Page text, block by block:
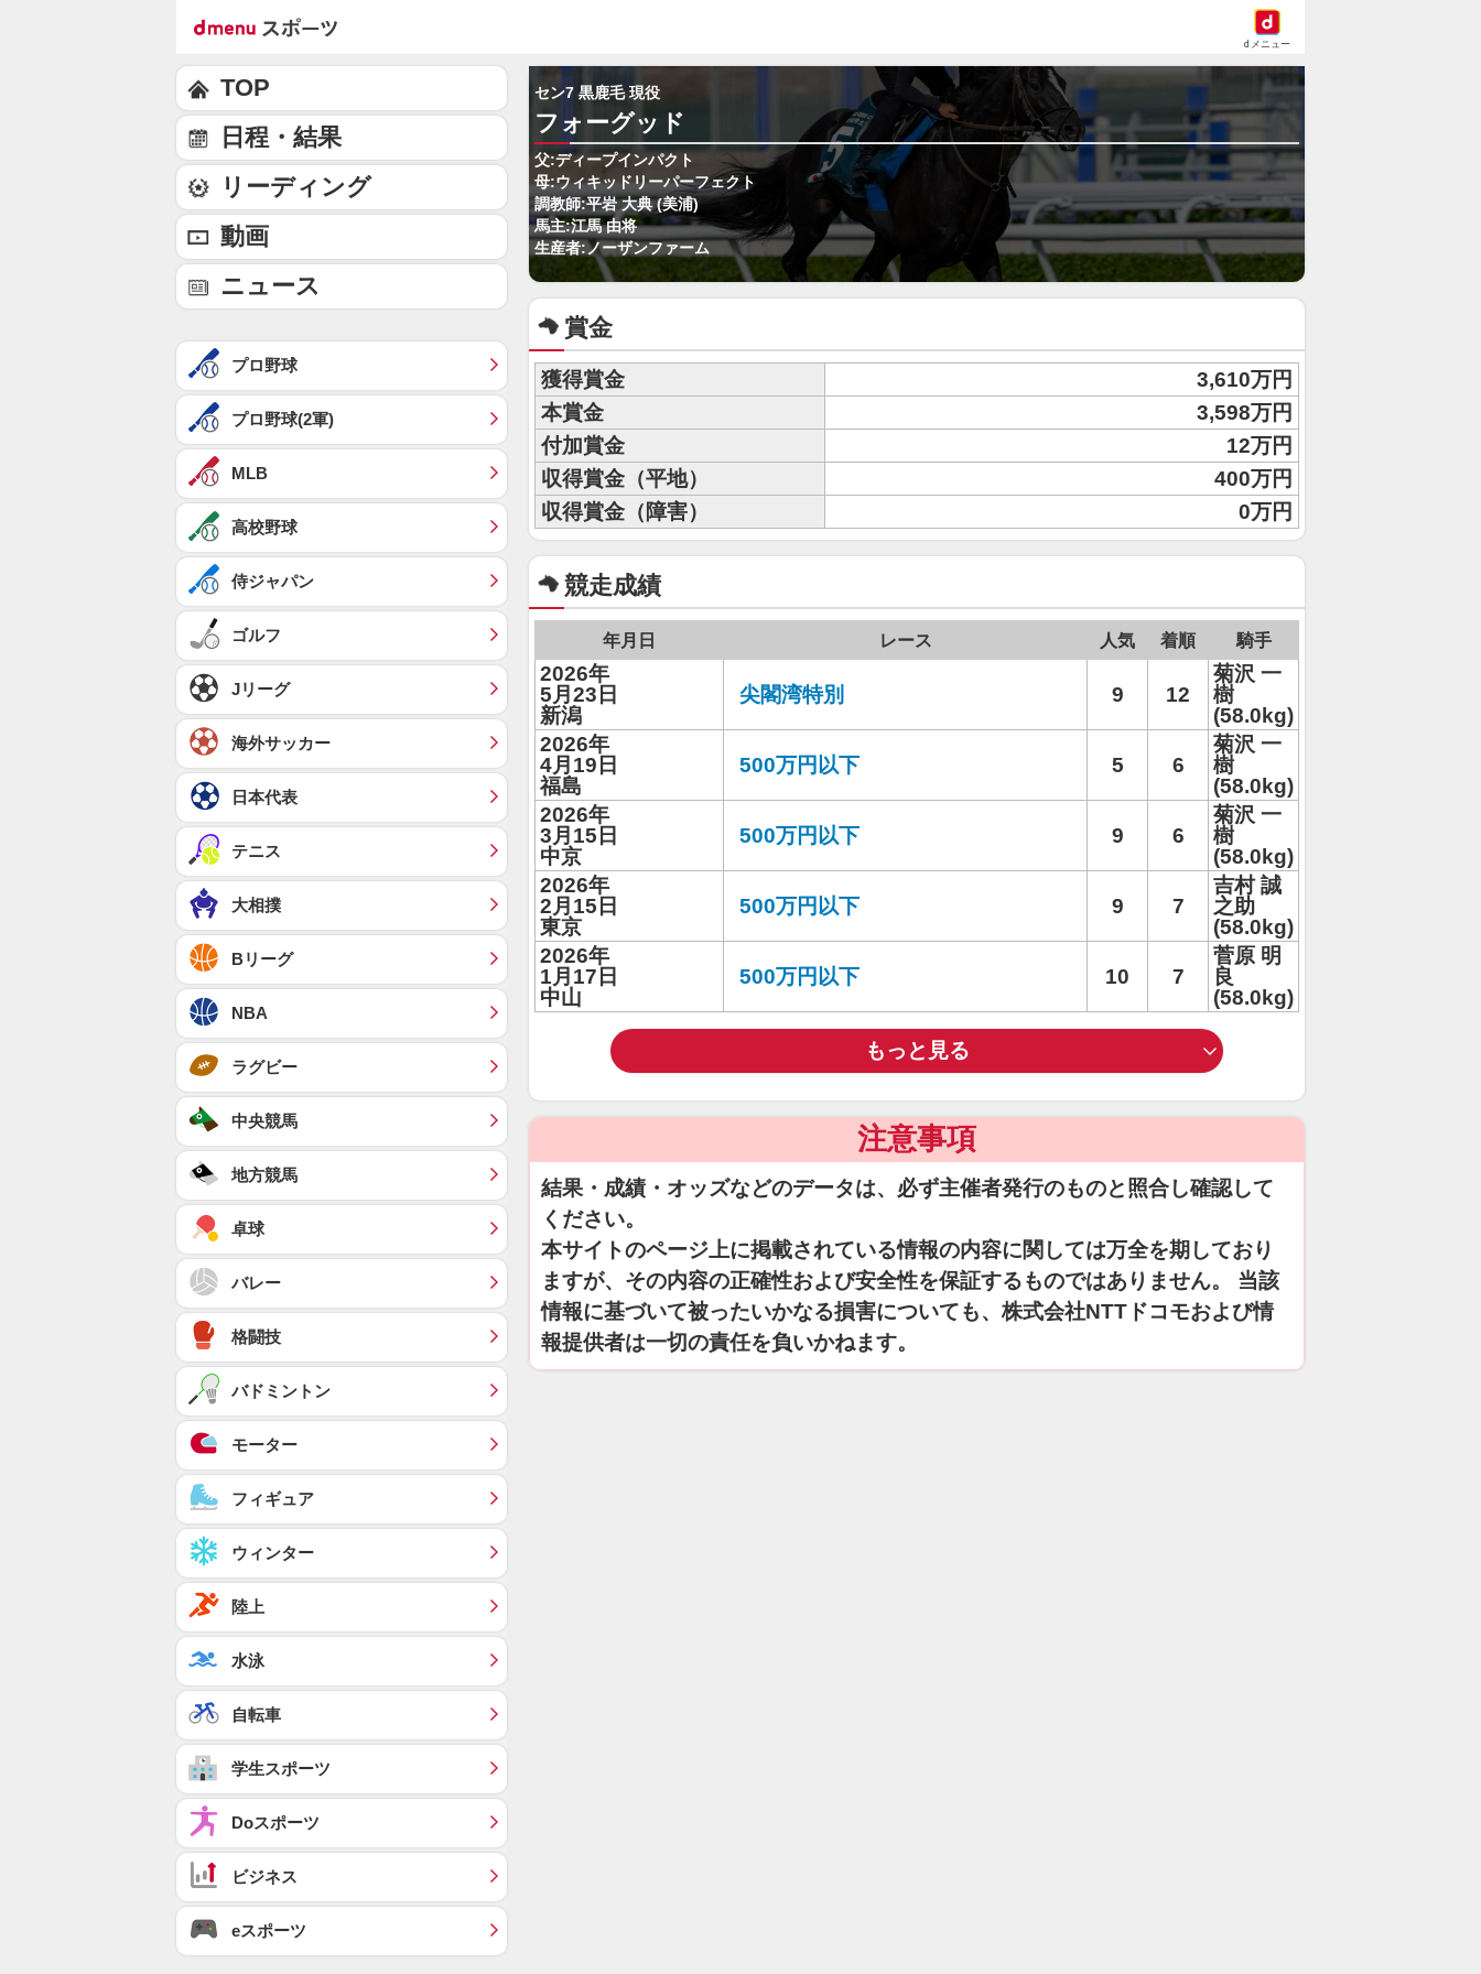
dメニュー
セン7 黒鹿毛 現役
フォーグッド
父:ディープインパクト
母:ウィキッドリーパーフェクト
調教師:平岩 大典 (美浦)
馬主:江馬 由将
生産者:ノーザンファーム
賞金
獲得賞金
3,610万円
本賞金
3,598万円
付加賞金
12万円
収得賞金（平地）
400万円
収得賞金（障害）
0万円
競走成績
年月日 レース 人気 着順 騎手
2026年
5月23日
新潟
尖閣湾特別 9 12
菊沢 一
樹
(58.0kg)
2026年
4月19日
福島
500万円以下 5 6
菊沢 一
樹
(58.0kg)
2026年
3月15日
中京
500万円以下 9 6
菊沢 一
樹
(58.0kg)
2026年
2月15日
東京
500万円以下 9 7
吉村 誠
之助
(58.0kg)
2026年
1月17日
中山
500万円以下 10 7
菅原 明
良
(58.0kg)
もっと見る
注意事項
結果・成績・オッズなどのデータは、必ず主催者発行のものと照合し確認して
ください。
本サイトのページ上に掲載されている情報の内容に関しては万全を期しており
ますが、その内容の正確性および安全性を保証するものではありません。 当該
情報に基づいて被ったいかなる損害についても、株式会社NTTドコモおよび情
報提供者は一切の責任を負いかねます。
TOP
日程・結果
リーディング
動画
ニュース
プロ野球
プロ野球(2軍)
MLB
高校野球
侍ジャパン
ゴルフ
Jリーグ
海外サッカー
日本代表
テニス
大相撲
Bリーグ
NBA
ラグビー
中央競馬
地方競馬
卓球
バレー
格闘技
バドミントン
モーター
フィギュア
ウィンター
陸上
水泳
自転車
学生スポーツ
Doスポーツ
ビジネス
eスポーツ